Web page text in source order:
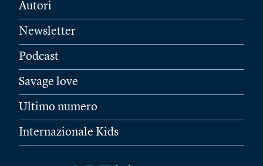
Autori
Newsletter
Podcast
Savage love
Ultimo numero
Internazionale Kids